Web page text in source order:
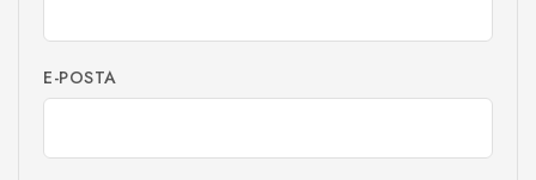
E-POSTA